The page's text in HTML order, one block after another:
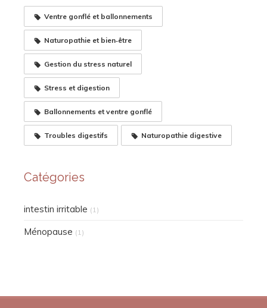
Ventre gonflé et ballonnements
Naturopathie et bien‑être
Gestion du stress naturel
Stress et digestion
Ballonnements et ventre gonflé
Troubles digestifs Naturopathie digestive
Catégories
intestin irritable (1)
Ménopause (1)